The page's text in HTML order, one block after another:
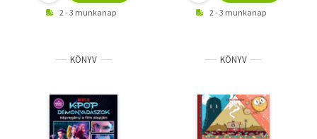
2 - 3 munkanap 2 - 3 munkanap
KÖNYV KÖNYV